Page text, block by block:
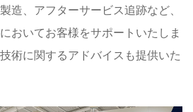
造、アフターサービス追跡など、
おいてお客様をサポートいたしま
術に関するアドバイスも提供いた